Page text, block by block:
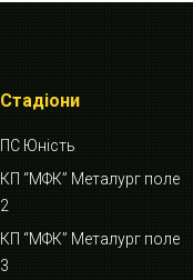
Стадіони
ПС Юність
КП “МФК” Металург поле
2
КП “МФК” Металург поле
3